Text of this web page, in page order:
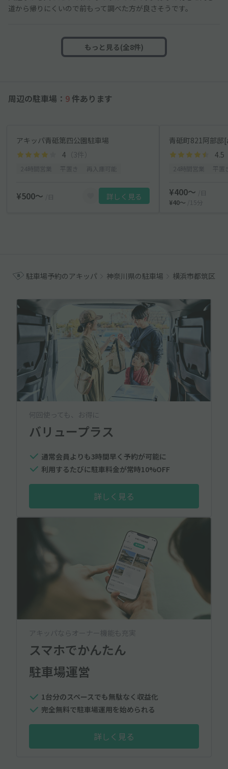
道から帰りにくいので前もって調べた方が良さそうです。
もっと見る(全8件)
周辺の駐車場： 9 件あります
アキッパ青砥第四公園駐車場
4 （3件）
¥500〜 /日 詳しく見る
青砥町821阿部
4.5
¥400〜
/日
¥40〜
/15分
駐車場予約のアキッパ 神奈川県の駐車場 横浜市都筑区の
何回使っても、お得に
バリュープラス
通常会員よりも3時間早く予約が可能に
利用するたびに駐車料金が常時10%OFF
詳しく見る
アキッパならオーナー機能も充実
スマホでかんたん
駐車場運営
1台分のスペースでも無駄なく収益化
完全無料で駐車場運用を始められる
詳しく見る